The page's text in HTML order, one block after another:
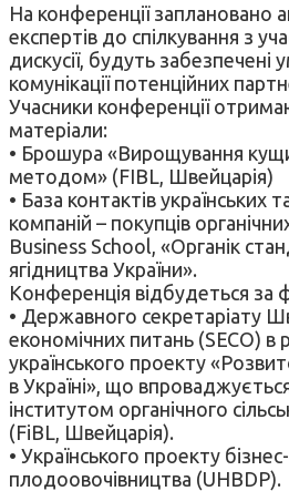
На конференції заплановано
експертів до спілкування з
дискусії, будуть забезпечені
комунікації потенційних
Учасники конференції
матеріали:
• Брошура «Вирощування
методом» (FIBL, Швейцарія)
• База контактів українських
компаній – покупців
Business School, «Органік
ягідництва України».
Конференція відбудеться за
• Державного секретаріату
економічних питань (SECO) в
українського проекту
в Україні», що
інститутом органічного
(FiBL, Швейцарія).
• Українського проекту
плодоовочівництва (UHBDP).